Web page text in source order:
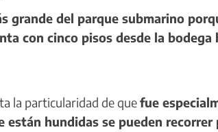
grande del parque submarino
con cinco pisos desde la bodega
la particularidad de quefue
están hundidas se pueden